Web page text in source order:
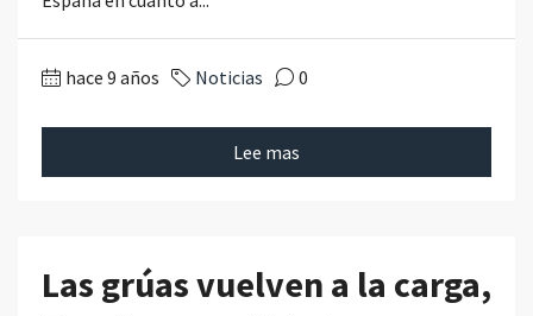
hace 9 años Noticias 0
Lee mas
Las grúas vuelven a la carga,